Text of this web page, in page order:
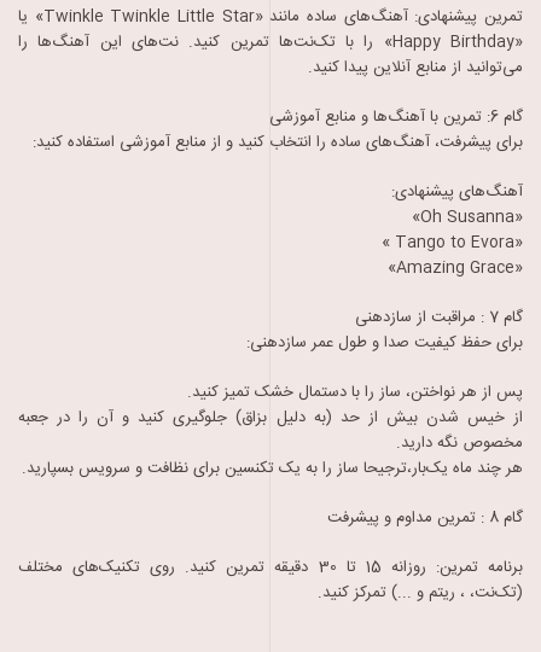
تمرین پیشنهادی: آهنگ‌های ساده مانند «Twinkle Twinkle Little Star» یا
«Happy Birthday» را با تک‌نت‌ها تمرین کنید. نت‌های این آهنگ‌ها را
می‌توانید از منابع آنلاین پیدا کنید.
گام 6: تمرین با آهنگ‌ها و منابع آموزشی
برای پیشرفت، آهنگ‌های ساده را انتخاب کنید و از منابع آموزشی استفاده کنید:
آهنگ‌های پیشنهادی:
«Oh Susanna»
«Tango to Evora »
«Amazing Grace»
گام 7 : مراقبت از سازدهنی
برای حفظ کیفیت صدا و طول عمر سازدهنی:
پس از هر نواختن، ساز را با دستمال خشک تمیز کنید.
از خیس شدن بیش از حد (به دلیل بزاق) جلوگیری کنید و آن را در جعبه
مخصوص نگه دارید.
هر چند ماه یک‌بار،ترجیحا ساز را به یک تکنسین برای نظافت و سرویس بسپارید.
گام 8 : تمرین مداوم و پیشرفت
برنامه تمرین: روزانه 15 تا 30 دقیقه تمرین کنید. روی تکنیک‌های مختلف
(تک‌نت، ، ریتم و ...) تمرکز کنید.